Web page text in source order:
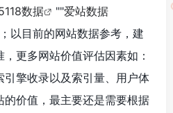
数据 ""爱站数据
以目前的网站数据参考，建
更多网站价值评估因素如：
擎收录以及索引量、用户体
价值，最主要还是需要根据